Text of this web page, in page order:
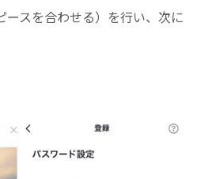
スを合わせる）を行い、次に